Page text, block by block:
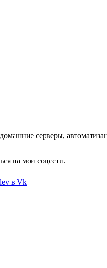
серверы,
на мои соцсети.
в Vk